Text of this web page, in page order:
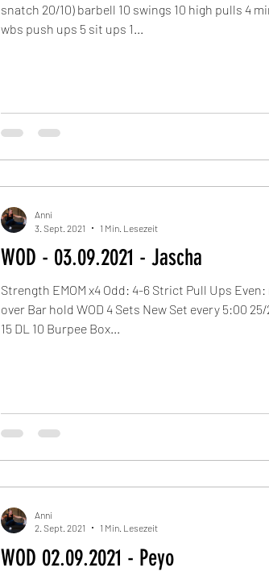
snatch 20/10) barbell 10 swings 10 high pulls 4
wbs push ups 5 sit ups 1...
WOD - 03.09.2021 - Jascha
Strength EMOM x4 Odd: 4-6 Strict Pull Ups Even:
over Bar hold WOD 4 Sets New Set every 5:00
15 DL 10 Burpee Box...
Anni
3. Sept. 2021
1 Min. Lesezeit
WOD 02.09.2021 - Peyo
Anni
2. Sept. 2021
1 Min. Lesezeit